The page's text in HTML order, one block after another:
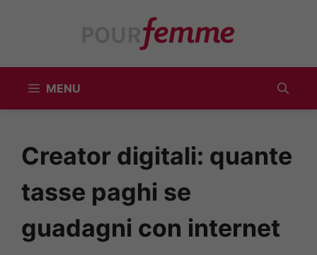
MENU
Creator digitali: quante
tasse paghi se
guadagni con internet